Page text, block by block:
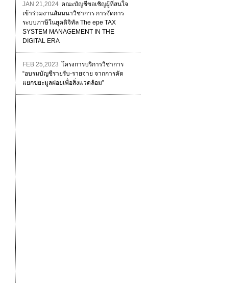
JAN 21,2024 คณะบัญชีขอเชิญผู้ที่สนใจ
เข้าร่วมงานสัมมนาวิชาการ การจัดการ
ระบบภาษีในยุคดิจิทัล The epe TAX
SYSTEM MANAGEMENT IN THE
DIGITAL ERA
FEB 25,2023 โครงการบริการวิชาการ
“อบรมบัญชีรายรับ-รายจ่าย จากการคัด
แยกขยะมูลฝอยเพื่อสิ่งแวดล้อม”